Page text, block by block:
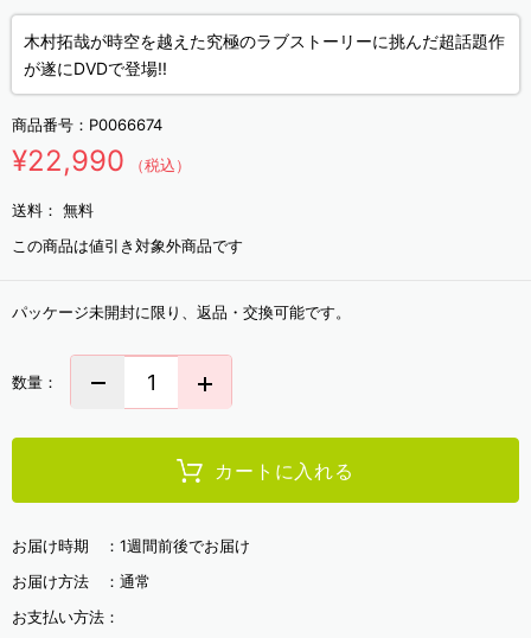
木村拓哉が時空を越えた究極のラブストーリーに挑んだ超話題作
が遂にDVDで登場!!
商品番号： P0066674
¥22,990 （税込）
送料： 無料
この商品は値引き対象外商品です
パッケージ未開封に限り、返品・交換可能です。
数量：
カートに入れる
お届け時期 ： 1週間前後でお届け
お届け方法 ： 通常
お支払い方法：